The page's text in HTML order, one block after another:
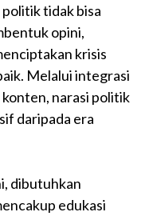
tidak bisa
opini,
krisis
Melalui integrasi
narasi politik
daripada era
dibutuhkan
edukasi